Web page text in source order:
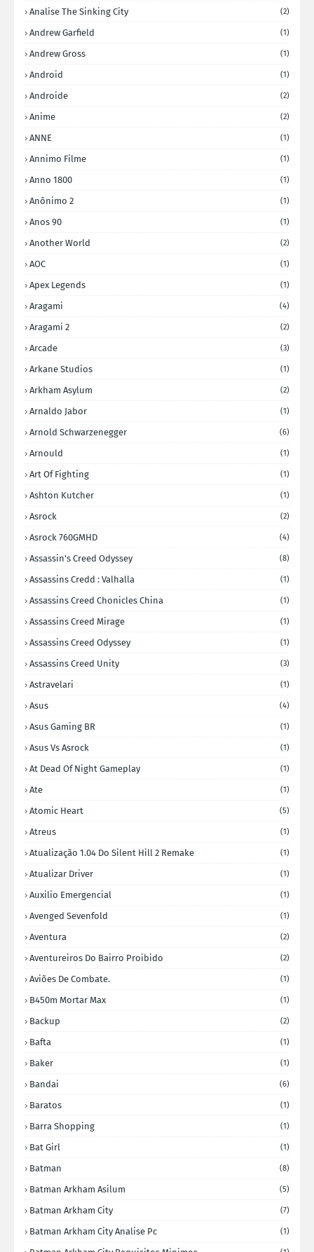
Analise The Sinking City (2)
Andrew Garfield (1)
Andrew Gross (1)
Android (1)
Androide (2)
Anime (2)
ANNE (1)
Annimo Filme (1)
Anno 1800 (1)
Anônimo 2 (1)
Anos 90 (1)
Another World (2)
AOC (1)
Apex Legends (1)
Aragami (4)
Aragami 2 (2)
Arcade (3)
Arkane Studios (1)
Arkham Asylum (2)
Arnaldo Jabor (1)
Arnold Schwarzenegger (6)
Arnould (1)
Art Of Fighting (1)
Ashton Kutcher (1)
Asrock (2)
Asrock 760GMHD (4)
Assassin's Creed Odyssey (8)
Assassins Credd : Valhalla (1)
Assassins Creed Chonicles China (1)
Assassins Creed Mirage (1)
Assassins Creed Odyssey (1)
Assassins Creed Unity (3)
Astravelari (1)
Asus (4)
Asus Gaming BR (1)
Asus Vs Asrock (1)
At Dead Of Night Gameplay (1)
Ate (1)
Atomic Heart (5)
Atreus (1)
Atualização 1.04 Do Silent Hill 2 Remake (1)
Atualizar Driver (1)
Auxilio Emergencial (1)
Avenged Sevenfold (1)
Aventura (2)
Aventureiros Do Bairro Proibido (2)
Aviões De Combate. (1)
B450m Mortar Max (1)
Backup (2)
Bafta (1)
Baker (1)
Bandai (6)
Baratos (1)
Barra Shopping (1)
Bat Girl (1)
Batman (8)
Batman Arkham Asilum (5)
Batman Arkham City (7)
Batman Arkham City Analise Pc (1)